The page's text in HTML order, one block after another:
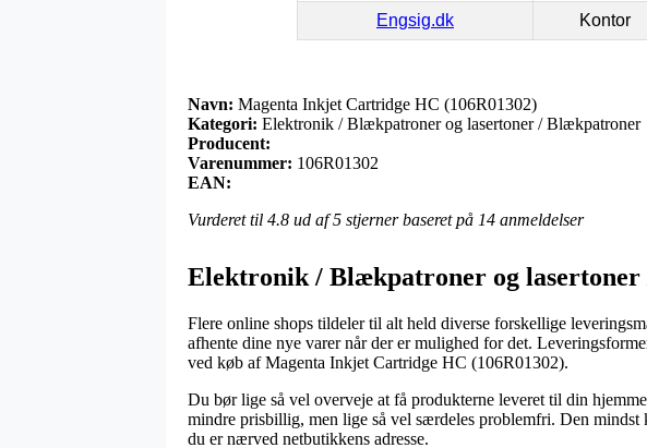
Engsig.dk Kontor
Navn: Magenta Inkjet Cartridge HC (106R01302)
Kategori: Elektronik / Blækpatroner og lasertoner / Blækpatroner
Producent:
Varenummer: 106R01302
EAN:
Vurderet til 4.8 ud af 5 stjerner baseret på 14 anmeldelser
Elektronik / Blækpatroner og
Flere online shops tildeler til alt held diverse forskellige
afhente dine nye varer når der er mulighed for det.
ved køb af Magenta Inkjet Cartridge HC (106R01302).
Du bør lige så vel overveje at få produkterne leveret til din
mindre prisbillig, men lige så vel særdeles problemfri. Den
du er nærved netbutikkens adresse.